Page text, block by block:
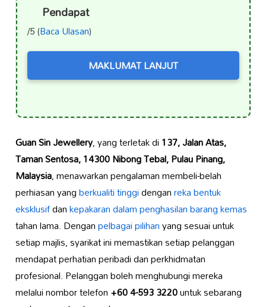
Pendapat
/5 (Baca Ulasan)
MAKLUMAT LANJUT
Guan Sin Jewellery, yang terletak di137, Jalan Atas,
Taman Sentosa, 14300 Nibong Tebal, Pulau Pinang,
Malaysia, menawarkan pengalaman membeli-belah
perhiasan yangberkualiti tinggidenganreka bentuk
eksklusifdankepakaran dalampenghasilan barang kemas
tahan lama. Denganpelbagai pilihanyang sesuai untuk
setiap majlis, syarikat ini memastikan setiap pelanggan
mendapat perhatian peribadi dan perkhidmatan
profesional. Pelanggan boleh menghubungi mereka
melalui nombor telefon+60 4-593 3220untuk sebarang